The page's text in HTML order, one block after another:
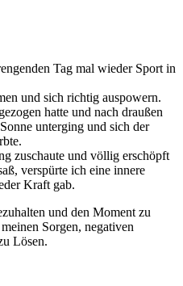
Tag mal wieder Sport in
und sich richtig auspowern.
hatte und nach draußen
unterging und sich der
zuschaute und völlig erschöpft
verspürte ich eine innere
Kraft gab.
und den Moment zu
Sorgen, negativen
Lösen.